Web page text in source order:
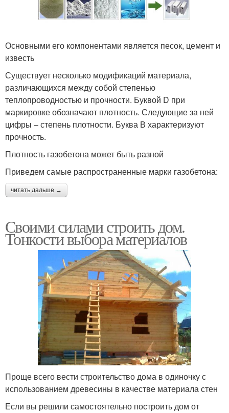
Основными его компонентами является песок, цемент и
известь
Существует несколько модификаций материала,
различающихся между собой степенью
теплопроводностью и прочности. Буквой D при
маркировке обозначают плотность. Следующие за ней
цифры – степень плотности. Буква В характеризуют
прочность.
Плотность газобетона может быть разной
Приведем самые распространенные марки газобетона:
читать дальше →
Своими силами строить дом.
Тонкости выбора материалов
Проще всего вести строительство дома в одиночку с
использованием древесины в качестве материала стен
Если вы решили самостоятельно построить дом от